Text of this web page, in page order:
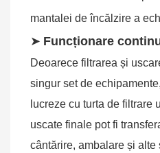
mantalei de încălzire a
➤ Funcționare
Deoarece filtrarea și
singur set de
lucreze cu turta de filtrare
uscate finale pot fi
cântărire, ambalare și alte